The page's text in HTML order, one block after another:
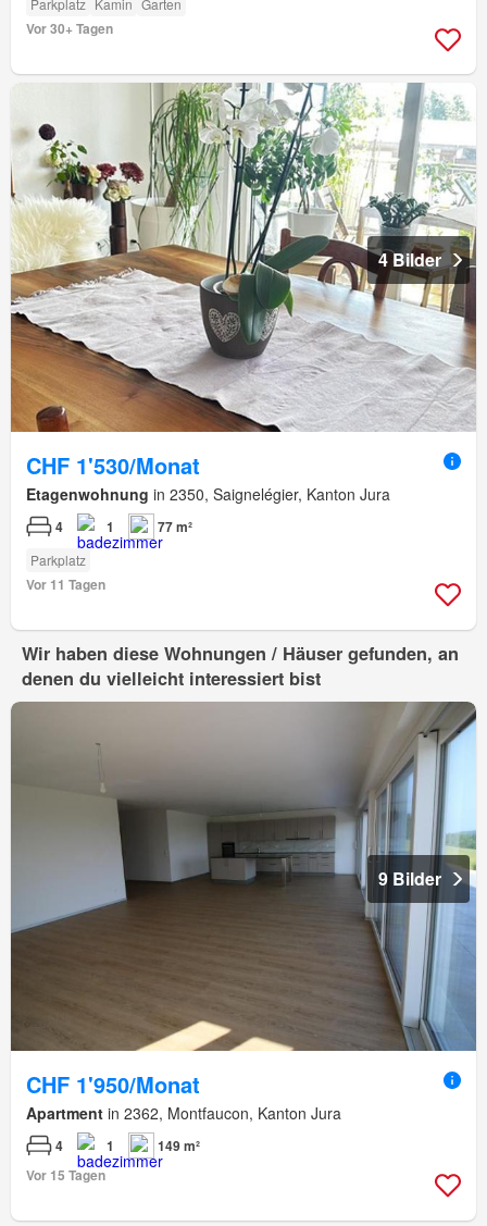
Parkplatz Kamin Garten
Vor 30+ Tagen
4 Bilder
CHF 1'530/Monat
Etagenwohnung in 2350, Saignelégier, Kanton Jura
4 1 77 m²
Parkplatz
Vor 11 Tagen
Wir haben diese Wohnungen / Häuser gefunden, an
denen du vielleicht interessiert bist
9 Bilder
CHF 1'950/Monat
Apartment in 2362, Montfaucon, Kanton Jura
4 1
149 m²
Vor 15 Tagen